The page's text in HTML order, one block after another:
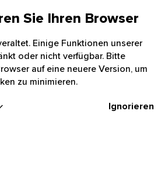
Sie Ihren Browser
Einige Funktionen unserer
oder nicht verfügbar. Bitte
auf eine neuere Version, um
zu minimieren.
Ignorieren